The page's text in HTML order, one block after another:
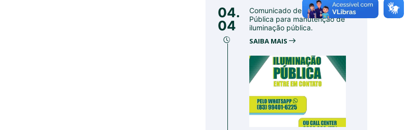
04.
04
Comunicado de Utilidade
Pública para manutenção de
iluminação pública.
SAIBA MAIS